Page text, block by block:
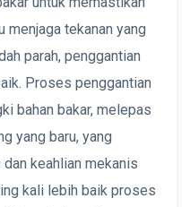
menjaga tekanan yang
parah, penggantian
Proses penggantian
bahan bakar, melepas
yang baru, yang
keahlian mekanis
kali lebih baik proses